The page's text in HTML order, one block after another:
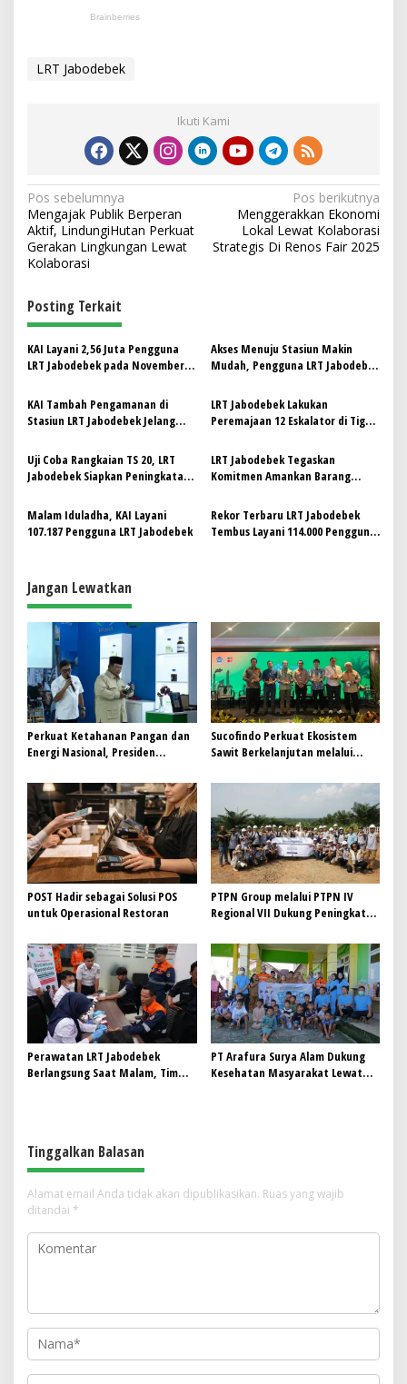
LRT Jabodebek
Ikuti Kami
N
a
v
i
g
a
s
i
p
o
s
Pos sebelumnya
Mengajak Publik Berperan
Aktif, LindungiHutan Perkuat
Gerakan Lingkungan Lewat
Kolaborasi
Pos berikutnya
Menggerakkan Ekonomi
Lokal Lewat Kolaborasi
Strategis Di Renos Fair 2025
Posting Terkait
KAI Layani 2,56 Juta Pengguna
LRT Jabodebek pada November
Akses Menuju Stasiun Makin
Mudah, Pengguna LRT Jabodebek
KAI Tambah Pengamanan di
Stasiun LRT Jabodebek Jelang
79 di Monas dan Imbau
Masyarakat Gunakan
Transportasi Umum serta Selalu
LRT Jabodebek Lakukan
Peremajaan 12 Eskalator di Tiga
dan Kenyamanan Pengguna
Uji Coba Rangkaian TS 20, LRT
Jabodebek Siapkan Peningkatan
Bulan Juli
LRT Jabodebek Tegaskan
Komitmen Amankan Barang
Diamankan Petugas
Malam Iduladha, KAI Layani
107.187 Pengguna LRT Jabodebek
Rekor Terbaru LRT Jabodebek
Tembus Layani 114.000 Pengguna
Jangan Lewatkan
Perkuat Ketahanan Pangan dan
Energi Nasional, Presiden
Bioetanol PTPN I (Persero),
Subholding Perkebunan
Nusantara
Sucofindo Perkuat Ekosistem
Sawit Berkelanjutan melalui
POST Hadir sebagai Solusi POS
untuk Operasional Restoran
PTPN Group melalui PTPN IV
Regional VII Dukung Peningkatan
Perkebunan Lewat Pelatihan
Avenza Maps di Way Kanan
Perawatan LRT Jabodebek
Berlangsung Saat Malam, Tim
PT Arafura Surya Alam Dukung
Kesehatan Masyarakat Lewat
Tinggalkan Balasan
Alamat email Anda tidak akan dipublikasikan. Ruas yang wajib
ditandai *